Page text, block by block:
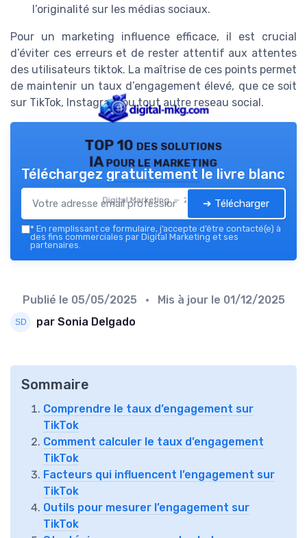
l’originalité sur les médias sociaux.
Pour un marketing influence efficace, il est crucial
d’éviter ces erreurs et de rester attentif aux attentes
des utilisateurs tiktok. La maîtrise de ces points permet
de maintenir un taux d’engagement élevé, que ce soit
sur TikTok, Instagram ou tout autre reseau social.
TOP 10 des solutions
IA pour le marketing
Digital Marketing — 2026
Téléchargez gratuitement le livre blanc
➔ Télécharger
* En remplissant ce formulaire, j’accepte d’être contacté(e) à
des fins commerciales par Digital Marketing et ses
partenaires.
Publié le 05/05/2025 • Mis à jour le 01/12/2025
par Sonia Delgado
Sommaire
Comprendre le taux d’engagement sur
TikTok
Comment calculer le taux d’engagement
TikTok
Facteurs qui influencent l’engagement sur
TikTok
Outils pour mesurer l’engagement sur
TikTok